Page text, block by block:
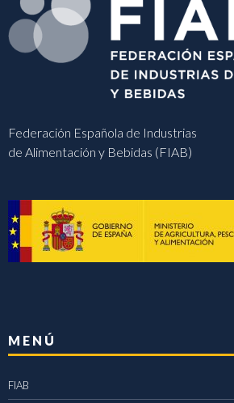
Federación Española de Industrias
de Alimentación y Bebidas (FIAB)
MENÚ
FIAB